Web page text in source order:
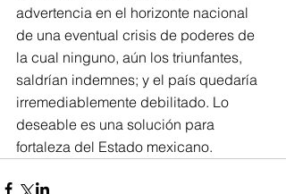
advertencia en el horizonte nacional
de una eventual crisis de poderes de
la cual ninguno, aún los triunfantes,
saldrían indemnes; y el país quedaría
irremediablemente debilitado. Lo
deseable es una solución para
fortaleza del Estado mexicano.